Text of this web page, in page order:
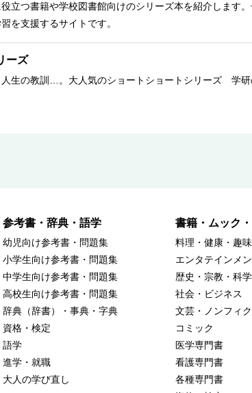
立つ書籍や学校図書館向けのシリーズ本を紹介します
を支援するサイトです。
ーズ
生の教訓…。大人気のショートショートシリーズ 学
参考書・辞典・語学
幼児向け参考書・問題集
小学生向け参考書・問題集
中学生向け参考書・問題集
高校生向け参考書・問題集
辞典（辞書）・事典・字典
資格・検定
語学
進学・就職
大人の学び直し
書籍・ムック
料理・健康・趣
エンタテインメン
歴史・宗教・科学
社会・ビジネス
文芸・ノンフィ
コミック
医学専門書
看護専門書
各種専門書